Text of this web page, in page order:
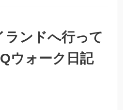
ランドへ行って
ウォーク日記